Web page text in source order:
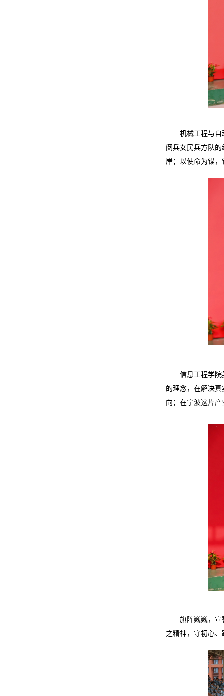
机械工程与自
阅兵女民兵方队
岸；以使命为锚
信息工程学院
的理念，在解决
向；在宁波这片
旗阵巍巍，宣
之精神，守初心